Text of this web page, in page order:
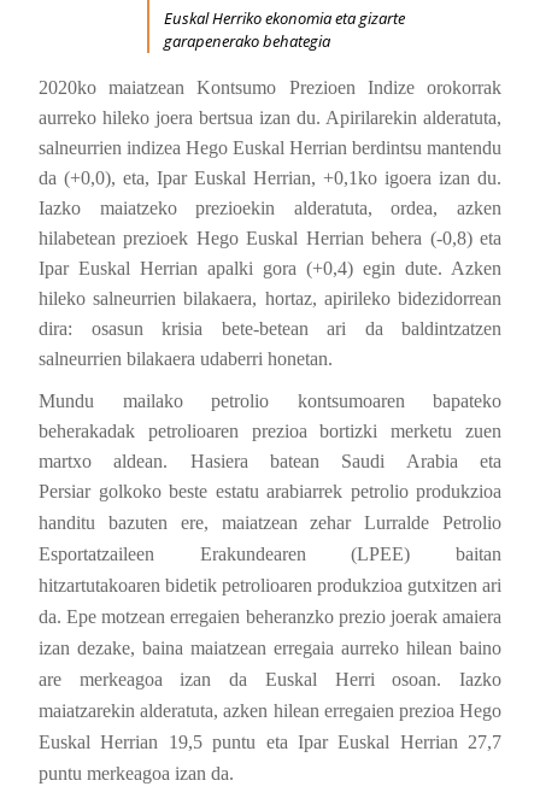
Euskal Herriko ekonomia eta gizarte
garapenerako behategia
2020ko maiatzean Kontsumo Prezioen Indize orokorrak
aurreko hileko joera bertsua izan du. Apirilarekin alderatuta,
salneurrien indizea Hego Euskal Herrian berdintsu mantendu
da (+0,0), eta, Ipar Euskal Herrian, +0,1ko igoera izan du.
Iazko maiatzeko prezioekin alderatuta, ordea, azken
hilabetean prezioek Hego Euskal Herrian behera (-0,8) eta
Ipar Euskal Herrian apalki gora (+0,4) egin dute. Azken
hileko salneurrien bilakaera, hortaz, apirileko bidezidorrean
dira: osasun krisia bete-betean ari da baldintzatzen
salneurrien bilakaera udaberri honetan.
Mundu mailako petrolio kontsumoaren bapateko
beherakadak petrolioaren prezioa bortizki merketu zuen
martxo aldean. Hasiera batean Saudi Arabia eta
Persiar golkoko beste estatu arabiarrek petrolio produkzioa
handitu bazuten ere, maiatzean zehar Lurralde Petrolio
Esportatzaileen Erakundearen (LPEE) baitan
hitzartutakoaren bidetik petrolioaren produkzioa gutxitzen ari
da. Epe motzean erregaien beheranzko prezio joerak amaiera
izan dezake, baina maiatzean erregaia aurreko hilean baino
are merkeagoa izan da Euskal Herri osoan. Iazko
maiatzarekin alderatuta, azken hilean erregaien prezioa Hego
Euskal Herrian 19,5 puntu eta Ipar Euskal Herrian 27,7
puntu merkeagoa izan da.